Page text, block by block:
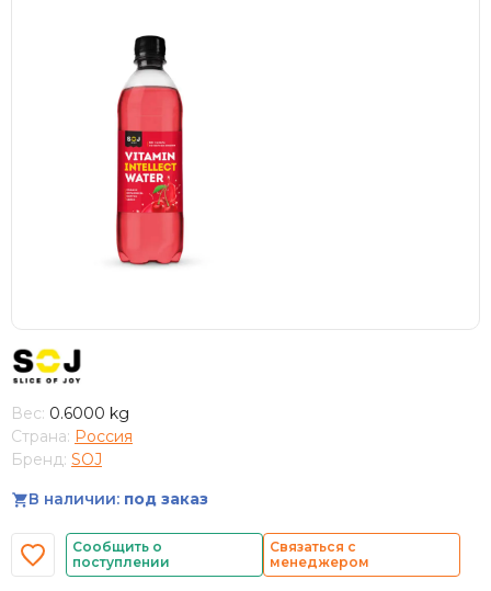
Вес: 0.6000 kg
Страна: Россия
Бренд: SOJ
В наличии: под заказ
Сообщить о
поступлении
Связаться с
менеджером